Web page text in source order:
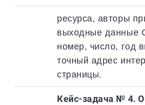
ресурса, авторы
выходные данные
номер, число, год
точный адрес
страницы.
Кейс-задача № 4.